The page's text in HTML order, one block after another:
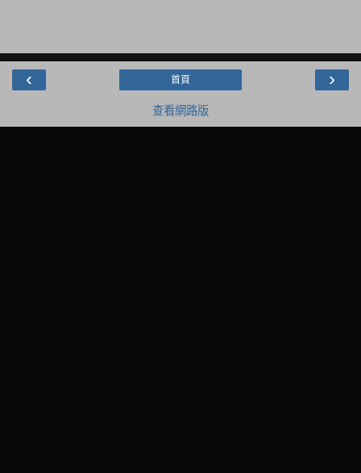
‹ ›
首頁
查看網路版